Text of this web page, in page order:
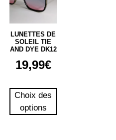
LUNETTES DE
SOLEIL TIE
AND DYE DK12
19,99€
Choix des
options